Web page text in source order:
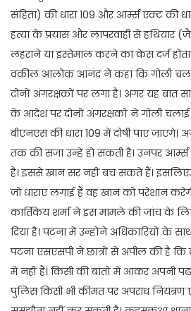
संहिता) की धारा 109 और आर्म्स एक्ट की
हत्या के प्रयास और लापरवाही से हथियार
लहराने या इस्तेमाल करने का केस दर्ज होता
वकील आलोक आनंद ने कहा कि गोली
दोनों अंगरक्षकों पर लगा है। अगर यह बात
के आदेश पर दोनों अंगरक्षकों ने गोली चलाई
बीएनएस की धारा 109 में दोषी पाए जाएंगे।
तक की सजा उन्हें हो सकती है। उनपर आर्म्स
है। इससे खान सर नहीं बच सकते हैं।
जो धाराएं लगाई हैं वह खान को परेशान
कार्तिकेय शर्मा ने इस मामले की जांच के
दिया है। पटना में उन्होंने अधिकारियों के
पटना एसएसपी ने छात्रों से अपील की है
में नहीं हैं। किसी की बातों में आकर अपनी
पुलिस किसी भी कीमत पर अपराध नियंत्रण